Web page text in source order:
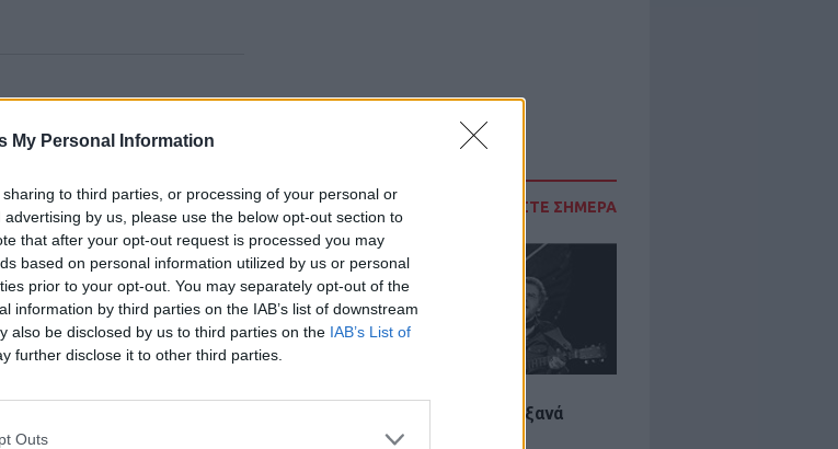
My Personal Information
to third parties, or processing of your personal or
by us, please use the below opt-out section to
that after your opt-out request is processed you may
based on personal information utilized by us or personal
prior to your opt-out. You may separately opt-out of the
information by third parties on the IAB’s list of downstream
also be disclosed by us to third parties on the IAB’s List of
further disclose it to other third parties.
Outs
ΔΙΑΒΑΣΤΕ ΣΗΜΕΡΑ
5 one-hit wonders που έγιναν ξανά
διάσημοι από… ατύχημα